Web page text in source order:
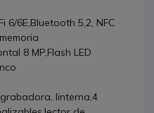
6/6E,Bluetooth 5,2, NFC
8 MP,Flash LED
linterna,4